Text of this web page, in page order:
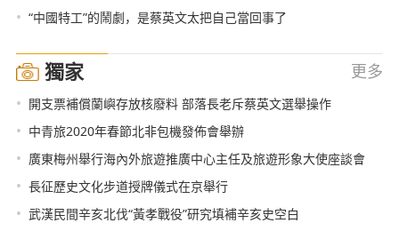
• “中國特工”的鬧劇，是蔡英文太把自己當回事了
獨家 更多
• 開支票補償蘭嶼存放核廢料 部落長老斥蔡英文選舉操作
• 中青旅2020年春節北非包機發佈會舉辦
• 廣東梅州舉行海內外旅遊推廣中心主任及旅遊形象大使座談會
• 長征歷史文化步道授牌儀式在京舉行
• 武漢民間辛亥北伐“黃孝戰役”研究填補辛亥史空白